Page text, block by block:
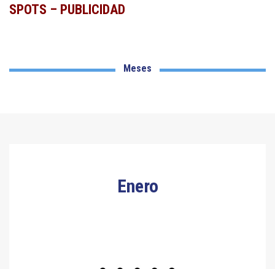
SPOTS – PUBLICIDAD
Meses
Enero